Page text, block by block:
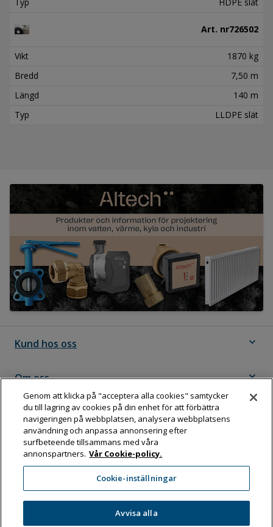
Art. nr726502
Vikt
1870 kg
Bredd
7,50 m
Längd
140 m
Typ
LLDPE slät
Kund hos oss expand_more
Om oss expand_more
Följ Dahl
Dahl Sverige AB
Box 11076, 161 11 BROMMA
Tel:08-583 595 00
Genom att klicka på "acceptera alla cookies" samtycker
du till lagring av cookies på din enhet för att förbättra
navigeringen på webbplatsen, analysera webbplatsens
användning och anpassa annonsering efter
surfbeteende tillsammans med våra
annonspartners. Vår Cookie-policy.
Cookie-inställningar
Avvisa alla